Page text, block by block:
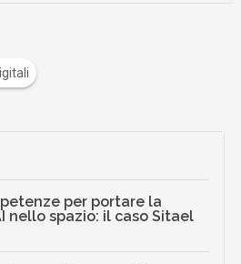
per portare la
nello spazio: il caso Sitael